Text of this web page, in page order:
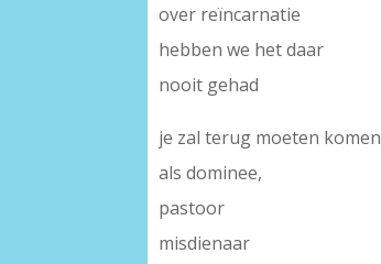
over reïncarnatie
hebben we het daar
nooit gehad
je zal terug moeten komen
als dominee,
pastoor
misdienaar